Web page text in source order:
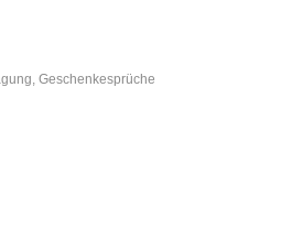
Geschenkesprüche